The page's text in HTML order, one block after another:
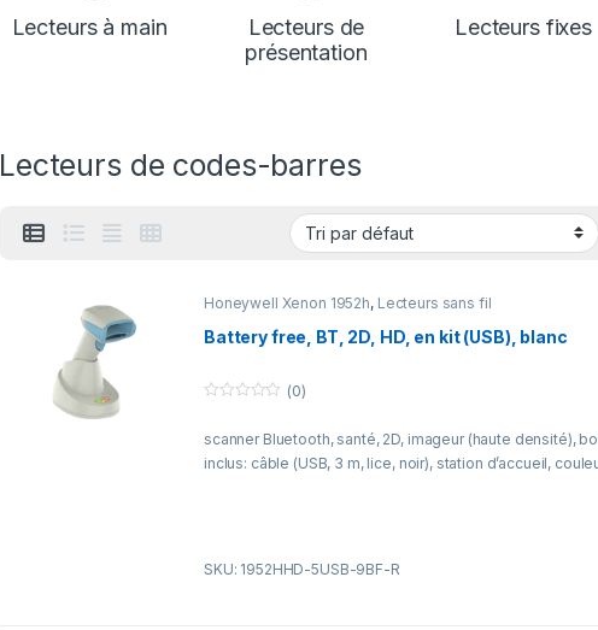
Lecteurs à main
Lecteurs de
présentation
Lecteurs fixes
Lecteurs de codes-barres
Honeywell Xenon 1952h, Lecteurs sans fil
Battery free, BT, 2D, HD, en kit (USB), blanc
u
o
(0)
scanner Bluetooth, santé, 2D, imageur (haute densité),
inclus: câble (USB, 3 m, lice, noir), station d’accueil,
SKU: 1952HHD-5USB-9BF-R